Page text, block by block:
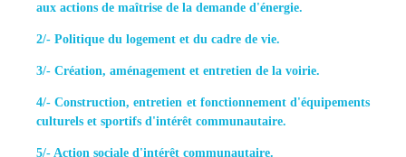
aux actions de maîtrise de la demande d'énergie.
2/- Politique du logement et du cadre de vie.
3/- Création, aménagement et entretien de la voirie.
4/- Construction, entretien et fonctionnement d'équipements
culturels et sportifs d'intérêt communautaire.
5/- Action sociale d'intérêt communautaire.